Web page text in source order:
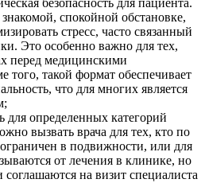
безопасность для пациента.
спокойной обстановке,
стресс, часто связанный
Это особенно важно для тех,
перед медицинскими
того, такой формат обеспечивает
что для многих является
для определенных категорий
вызвать врача для тех, кто по
в подвижности, или для
от лечения в клинике, но
на визит специалиста